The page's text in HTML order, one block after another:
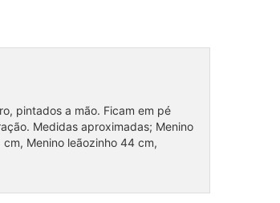
pintados a mão. Ficam em pé
Medidas aproximadas; Menino
Menino leãozinho 44 cm,